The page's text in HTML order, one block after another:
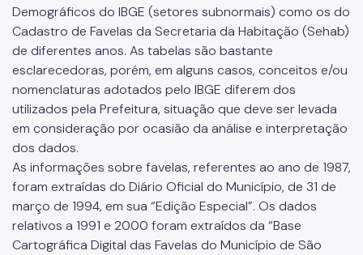
Transportes
Uso e Ocupação do Solo
Meio Ambiente
Climatologia e Atmosfera
Fauna e Flora
Conservação da Natureza
Saneamento
Desenvolvimento humano e condições de vida
Demográficos do IBGE (setores subnormais) como os do
Cadastro de Favelas da Secretaria da Habitação (Sehab)
de diferentes anos. As tabelas são bastante
esclarecedoras, porém, em alguns casos, conceitos e/ou
nomenclaturas adotados pelo IBGE diferem dos
utilizados pela Prefeitura, situação que deve ser levada
em consideração por ocasião da análise e interpretação
dos dados.
As informações sobre favelas, referentes ao ano de 1987,
foram extraídas do Diário Oficial do Município, de 31 de
março de 1994, em sua “Edição Especial”. Os dados
relativos a 1991 e 2000 foram extraídos da “Base
Cartográfica Digital das Favelas do Município de São